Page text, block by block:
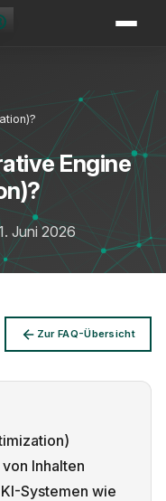
Engine
Juni 2026
Zur FAQ-Übersicht
Inhalten
Systemen wie